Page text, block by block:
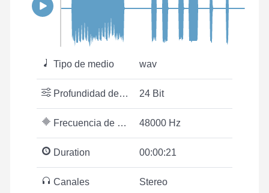
Tipo de medio wav
Profundidad de bits 24 Bit
Frecuencia de muestreo 48000 Hz
Duration 00:00:21
Canales Stereo